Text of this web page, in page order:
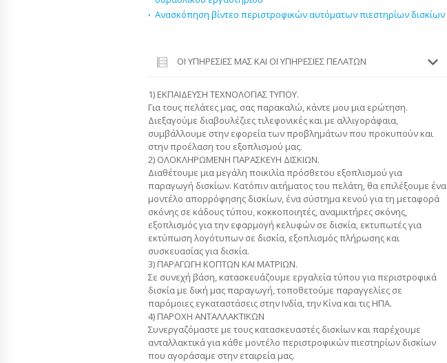
Ανασκόπηση βίντεο περιστροφικών αυτόματων πιεστηρίων δισκίων
ΟΙ ΥΠΗΡΕΣΊΕΣ ΜΑΣ ΚΑΙ ΟΙ ΥΠΗΡΕΣΊΕΣ ΠΕΛΑΤΏΝ
1) ΕΚΠΑΙΔΕΥΣΗ ΤΕΧΝΟΛΟΓΙΑΣ ΤΥΠΟΥ.
Για τους πελάτες μας, σας παρακαλώ, κάντε μου μια ερώτηση.
Διεξαγούμε διαβουλέζιες τιλεφονικές και με αλλιγοράφαια,
συμβάλλουμε στην εφορεία των προβλημάτων που προκυπούν και
στην προέλαση του εξοπλισμού μας.
2) ΟΛΟΚΛΗΡΩΜΕΝΗ ΠΑΡΑΣΚΕΥΗ ΔΙΣΚΙΩΝ.
Διαθέτουμε μια μεγάλη ποικιλία πρόσθετου εξοπλισμού για
παραγωγή δισκίων. Κατόπιν αιτήματος του πελάτη, θα επιλέξουμε ένα
μοντέλο απορρόφησης δισκίων, ένα σύστημα κενού για τη μεταφορά
σκόνης σε κάδους τύπου, κοκκοποιητές, αναμικτήρες σκόνης,
εξοπλισμός για την εφαρμογή κελυφών σε δισκία, εκτυπωτές για
εκτύπωση λογότυπων σε δισκία, εξοπλισμός πλήρωσης και
συσκευασίας για δισκία.
3) ΠΑΡΑΓΩΓΗ ΚΟΠΤΩΝ ΚΑΙ ΜΑΤΡΙΩΝ.
Σε συνεχή βάση, κατασκευάζουμε εργαλεία τύπου για περιστροφικά
δισκία με δική μας παραγωγή, τοποθετούμε παραγγελίες σε
παρόμοιες εγκαταστάσεις στην Ινδία, την Κίνα και τις ΗΠΑ.
4) ΠΑΡΟΧΗ ΑΝΤΑΛΛΑΚΤΙΚΩΝ
Συνεργαζόμαστε με τους κατασκευαστές δισκίων και παρέχουμε
ανταλλακτικά για κάθε μοντέλο περιστροφικών πιεστηρίων δισκίων
που αγοράσαμε στην εταιρεία μας.